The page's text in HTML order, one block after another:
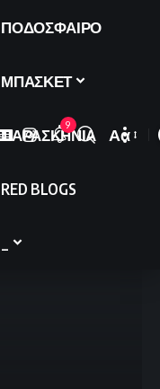
ΠΟΔΟΣΦΑΙΡΟ
ΜΠΑΣΚΕΤ
ΠΑΡΑΣΚΗΝΙΑ
RED BLOGS
9
Font
Αα